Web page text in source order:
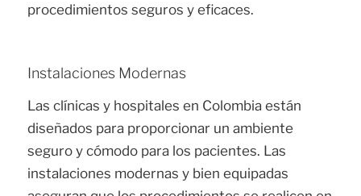
procedimientos seguros y eficaces.
Instalaciones Modernas
Las clínicas y hospitales en Colombia están
diseñados para proporcionar un ambiente
seguro y cómodo para los pacientes. Las
instalaciones modernas y bien equipadas